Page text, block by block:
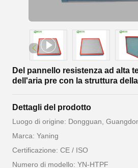
Del pannello resistenza ad alta
dell'aria pre con la struttura
Dettagli del prodotto
Luogo di origine: Dongguan,
Marca: Yaning
Certificazione: CE / ISO
Numero di modello: YN-HTPF